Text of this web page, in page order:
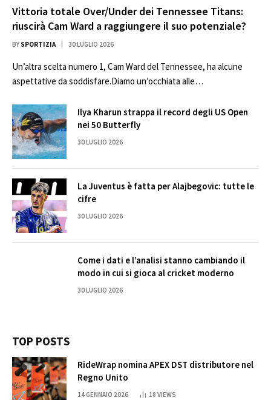
Vittoria totale Over/Under dei Tennessee Titans:
riuscirà Cam Ward a raggiungere il suo potenziale?
BY SPORTIZIA 30 LUGLIO 2026
Un’altra scelta numero 1, Cam Ward del Tennessee, ha alcune
aspettative da soddisfare.Diamo un’occhiata alle…
Ilya Kharun strappa il record degli US Open
nei 50 Butterfly
30 LUGLIO 2026
La Juventus è fatta per Alajbegovic: tutte le
cifre
30 LUGLIO 2026
Come i dati e l’analisi stanno cambiando il
modo in cui si gioca al cricket moderno
30 LUGLIO 2026
TOP POSTS
RideWrap nomina APEX DST distributore nel
Regno Unito
14 GENNAIO 2026 18 VIEWS